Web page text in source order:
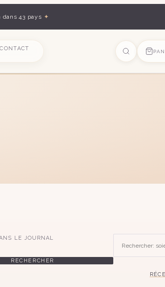
dans 43 pays ✦
CONTACT
LE JOURNAL
RECHERCHER